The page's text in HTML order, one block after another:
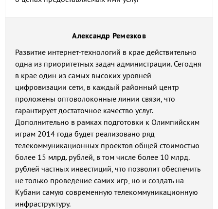
Александр Ремезков
Развитие интернет-технологий в крае действительно
одна из приоритетных задач администрации. Сегодня
в крае один из самых высоких уровней
цифровизации сети, в каждый районный центр
проложены оптоволоконные линии связи, что
гарантирует достаточное качество услуг.
Дополнительно в рамках подготовки к Олимпийским
играм 2014 года будет реализовано ряд
телекоммуникационных проектов общей стоимостью
более 15 млрд. рублей, в том числе более 10 млрд.
рублей частных инвестиций, что позволит обеспечить
не только проведение самих игр, но и создать на
Кубани самую современную телекоммуникационную
инфраструктуру.